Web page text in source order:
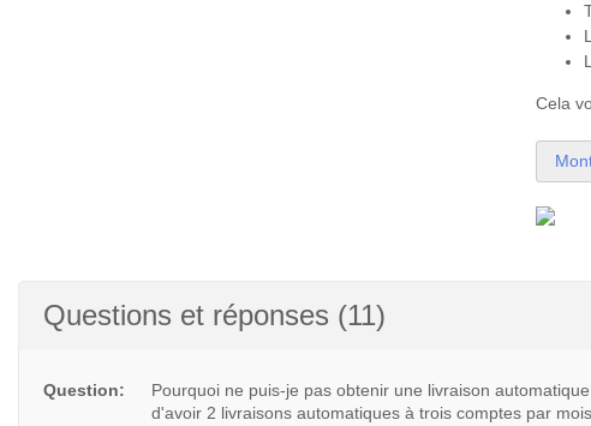
Cela
Questions et réponses (11)
Question:
Pourquoi ne puis-je pas obtenir une livraison
d'avoir 2 livraisons automatiques à trois comptes par mois.